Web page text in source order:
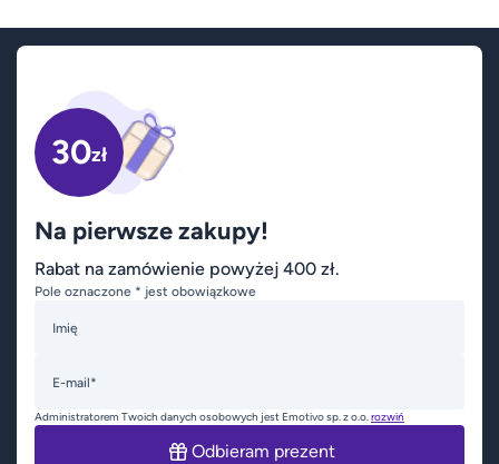
30zł
Na pierwsze zakupy!
Rabat na zamówienie powyżej 400 zł.
Pole oznaczone * jest obowiązkowe
Imię
E-mail*
Administratorem Twoich danych osobowych jest Emotivo sp. z o.o.rozwiń
Odbieram prezent